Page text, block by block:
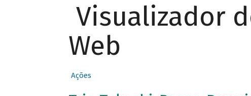
Visualizador
Web
Ações